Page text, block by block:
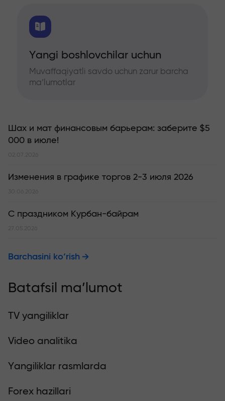
Yangi boshlovchilar uchun
Muvaffaqiyatli savdo uchun zarur barcha
ma’lumotlar
Шах и мат финансовым барьерам: заберите $5
000 в июле!
02.07.2026
Изменения в графике торгов 2-3 июля 2026
30.06.2026
С праздником Курбан-байрам
27.05.2026
Barchasini ko‘rish
Batafsil ma’lumot
TV yangiliklar
Video analitika
Yangiliklar rasmlarda
Forex hazillari